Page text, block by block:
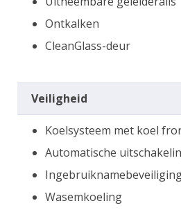
Ontkalken
CleanGlass-deur
Veiligheid
Koelsysteem met koel
Automatische
Wasemkoeling